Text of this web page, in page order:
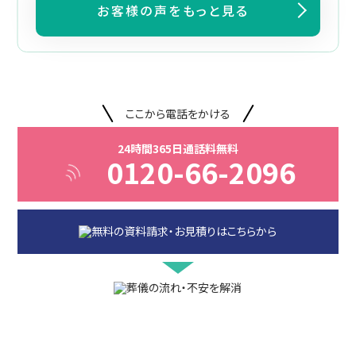
お客様の声をもっと見る
ここから電話をかける
24時間365日通話料無料
0120-66-2096